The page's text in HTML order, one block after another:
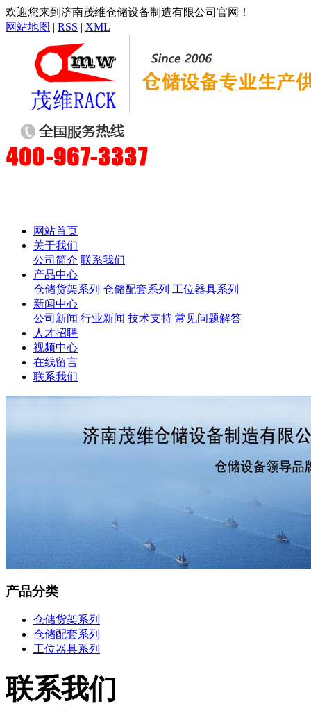
欢迎您来到济南茂维仓储设备制造有限公司官网！
网站地图 | RSS | XML
网站首页
关于我们
公司简介 联系我们
产品中心
仓储货架系列 仓储配套系列 工位器具系列
新闻中心
公司新闻 行业新闻 技术支持 常见问题解答
人才招聘
视频中心
在线留言
联系我们
产品分类
仓储货架系列
仓储配套系列
工位器具系列
联系我们